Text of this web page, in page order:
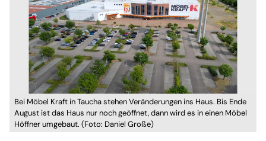
Bei Möbel Kraft in Taucha stehen Veränderungen ins Haus. Bis Ende
August ist das Haus nur noch geöffnet, dann wird es in einen Möbel
Höffner umgebaut. (Foto: Daniel Große)